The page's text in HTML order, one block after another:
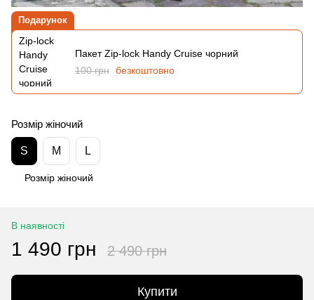
Подарунок
Пакет Zip-lock Handy Cruise чорний
100 грн безкоштовно
Розмір жіночий
S M L
Розмір жіночий
В наявності
1 490 грн 2 490 грн
Купити